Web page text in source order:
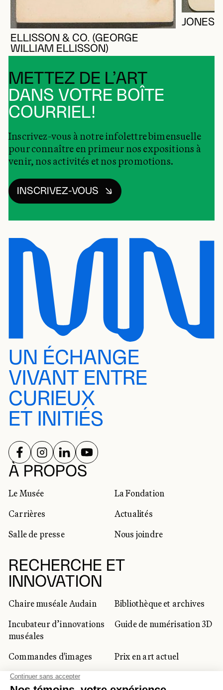
ELLISSON & CO. (GEORGE
WILLIAM ELLISSON)
JONES,
METTEZ DE L’ART
DANS VOTRE BOÎTE
COURRIEL!
Inscrivez-vous à notre infolettre bimensuelle
pour connaître en primeur nos expositions à
venir, nos activités et nos promotions.
INSCRIVEZ-VOUS
UN ÉCHANGE
VIVANT ENTRE
CURIEUX
ET INITIÉS
À PROPOS
Le Musée
La Fondation
Carrières
Actualités
Salle de presse
Nous joindre
RECHERCHE ET
INNOVATION
Chaire muséale Audain
Bibliothèque et archives
Incubateur d’innovations
muséales
Guide de numérisation 3D
Commandes d'images
Prix en art actuel
Prix Lynne-Cohen
RÉSEAUX SOCIAUX
SUIVEZ-NOUS SUR
SUIVEZ-NOUS SUR
SUIVEZ-NOUS SUR
SUIVEZ-NOUS SUR